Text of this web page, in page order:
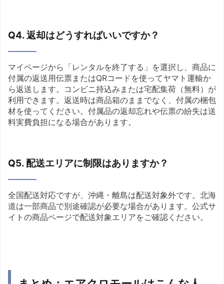
Q4. 返却はどうすればいいですか？
マイページから「レンタルを終了する」を選択し、商品に
付属の返送用伝票またはQRコードを使ってヤマト運輸か
ら返送します。コンビニ持込みまたは宅配集荷（無料）が
利用できます。返送時は商品箱のままでなく、付属の梱包
材を使ってください。付属品の返却忘れや伝票の紛失は送
料実費負担になる場合があります。
Q5. 配送エリアに制限はありますか？
全国配送対応ですが、沖縄・離島は配送対象外です。北海
道は一部商品で別途確認が必要な場合があります。公式サ
イトの商品ページで配送対象エリアをご確認ください。